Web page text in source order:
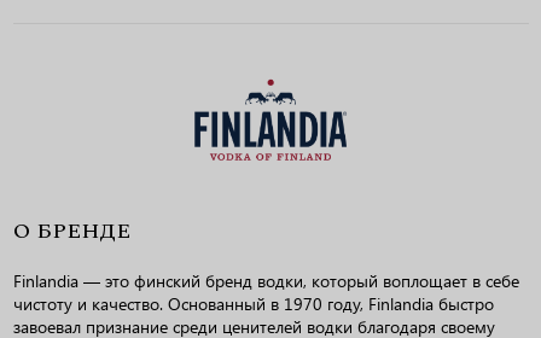
О БРЕНДЕ
Finlandia — это финский бренд водки, который воплощает в себе
чистоту и качество. Основанный в 1970 году, Finlandia быстро
завоевал признание среди ценителей водки благодаря своему